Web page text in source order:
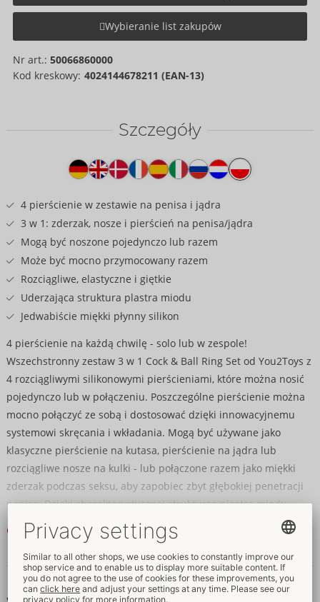
Wybieranie list zakupów
Nr art.: 50066860000
Kod kreskowy: 4024144678211 (EAN-13)
Szczegóły
produkcie
4 pierścienie w zestawie na penisa i jądra
3 w 1: zderzak, nosze i pierścień na penisa/jądra
Mogą być noszone pojedynczo lub razem
Może być mocno przymocowany razem
Rozciągliwe, elastyczne i giętkie
Uderzająca struktura plastra miodu
Jedwabiście miękki płynny silikon
4 pierścienie na każdą chwilę - solo lub w zespole!
Wszechstronny zestaw 3 w 1 Cock & Ball Ring Set od You2Toys z
4 rozciągliwymi silikonowymi pierścieniami, które można nosić
pojedynczo lub w połączeniu. Poszczególne pierścienie można
mocno połączyć ze sobą i dostosować dzięki innowacyjnemu
systemowi skręcania i wkładania. Mogą być używane jako
klasyczne pierścienie na kutasa, pierścienie na jądra lub
rozciągliwe nosze na kulki - lub połączone razem jako miękki
zderzak podczas seksu, aby zapobiec zbyt głębokiej penetracji
penisa. Dzięki charakterystycznej strukturze plastra miodu,
pierścienie oferują nie tylko optymalną przyczepność, ale także
wyjątkowo fajny wygląd!
Niezwykle elastyczny płynny silikon idealnie dopasowuje się do
każdego rozmiaru i zapewnia przyjemnie mocne i bezpieczne
Czytaj dalej
Dane i własności